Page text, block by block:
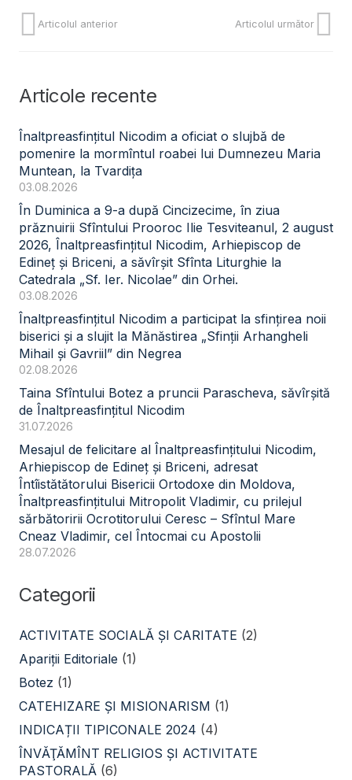
Articolul anterior Articolul următor
Articole recente
Înaltpreasfințitul Nicodim a oficiat o slujbă de
pomenire la mormîntul roabei lui Dumnezeu Maria
Muntean, la Tvardița
03.08.2026
În Duminica a 9-a după Cincizecime, în ziua
prăznuirii Sfîntului Prooroc Ilie Tesviteanul, 2 august
2026, Înaltpreasfințitul Nicodim, Arhiepiscop de
Edineț și Briceni, a săvîrșit Sfînta Liturghie la
Catedrala „Sf. Ier. Nicolae” din Orhei.
03.08.2026
Înaltpreasfințitul Nicodim a participat la sfințirea noii
biserici și a slujit la Mănăstirea „Sfinții Arhangheli
Mihail și Gavriil” din Negrea
02.08.2026
Taina Sfîntului Botez a pruncii Parascheva, săvîrșită
de Înaltpreasfințitul Nicodim
31.07.2026
Mesajul de felicitare al Înaltpreasfințitului Nicodim,
Arhiepiscop de Edineț și Briceni, adresat
Întîistătătorului Bisericii Ortodoxe din Moldova,
Înaltpreasfințitului Mitropolit Vladimir, cu prilejul
sărbătoririi Ocrotitorului Ceresc – Sfîntul Mare
Cneaz Vladimir, cel Întocmai cu Apostolii
28.07.2026
Categorii
ACTIVITATE SOCIALĂ ŞI CARITATE (2)
Apariții Editoriale (1)
Botez (1)
CATEHIZARE ŞI MISIONARISM (1)
INDICAȚII TIPICONALE 2024 (4)
ÎNVĂŢĂMÎNT RELIGIOS ŞI ACTIVITATE
PASTORALĂ (6)